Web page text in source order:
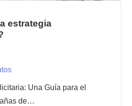
estrategia
Una Guía para el
de…